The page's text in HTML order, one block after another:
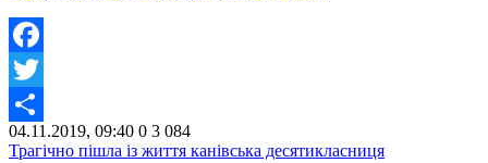
Facebook
Twitter
Share
04.11.2019, 09:40 0 3 084
Трагічно пішла із життя канівська десятикласниця